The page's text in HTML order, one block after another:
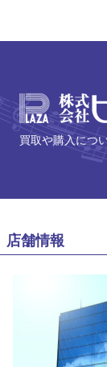
買取や購入につ
店舗情報